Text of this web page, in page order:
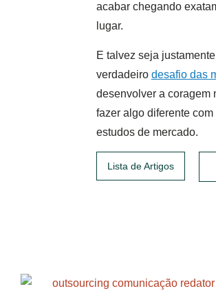
acabar chegando
lugar.
E talvez seja
verdadeiro desafio das
desenvolver a coragem
fazer algo diferente
estudos de mercado.
Lista de Artigos